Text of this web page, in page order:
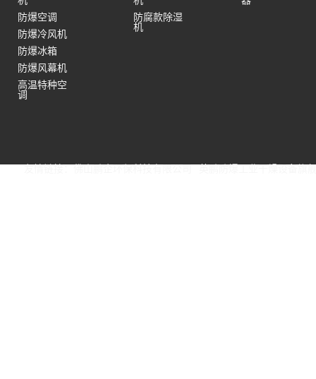
防爆空调
防爆冷风机
防爆冰箱
防爆风幕机
高温特种空
调
防腐款除湿
机
友情链接：佛山鹏企环保科技有限公司 英鹏防爆工业干燥设备旗